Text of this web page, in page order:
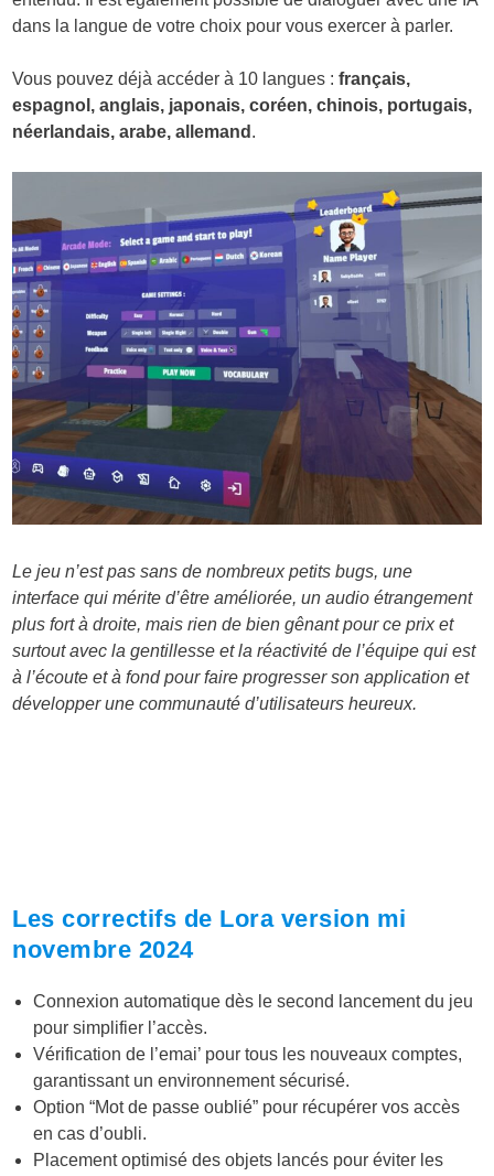
dans la langue de votre choix pour vous exercer à parler.
Vous pouvez déjà accéder à 10 langues :français,
espagnol, anglais, japonais, coréen, chinois, portugais,
néerlandais, arabe, allemand .
Le jeu n’est pas sans de nombreux petits bugs, une
interface qui mérite d’être améliorée, un audio étrangement
plus fort à droite, mais rien de bien gênant pour ce prix et
surtout avec la gentillesse et la réactivité de l’équipe qui est
à l’écoute et à fond pour faire progresser son application et
développer une communauté d’utilisateurs heureux.
Les correctifs de Lora version mi
novembre 2024
Connexion automatique dès le second lancement du jeu
pour simplifier l’accès.
Vérification de l’emai’ pour tous les nouveaux comptes,
garantissant un environnement sécurisé.
Option “Mot de passe oublié” pour récupérer vos accès
en cas d’oubli.
Placement optimisé des objets lancés pour éviter les